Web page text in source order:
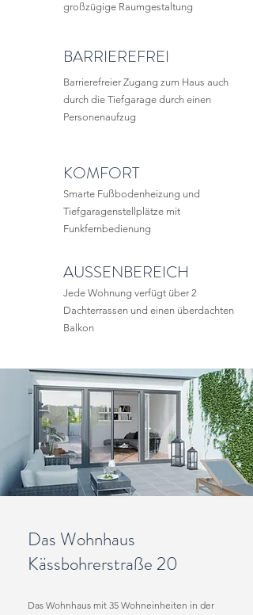
großzügige Raumgestaltung
BARRIEREFREI
Barrierefreier Zugang zum Haus auch
durch die Tiefgarage durch einen
Personenaufzug
KOMFORT
Smarte Fußbodenheizung und
Tiefgaragenstellplätze mit
Funkfernbedienung
AUSSENBEREICH
Jede Wohnung verfügt über 2
Dachterrassen und einen überdachten
Balkon
Das Wohnhaus
Kässbohrerstraße 20
Das Wohnhaus mit 35 Wohneinheiten in der